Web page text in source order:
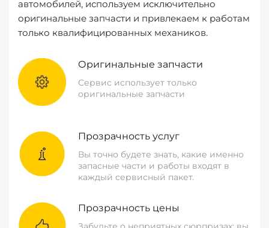
автомобилей, используем исключительно
оригинальные запчасти и привлекаем к работам
только квалифицированных механиков.
Оригинальные запчасти
Сервис использует только
оригинальные запчасти
Прозрачность услуг
Вы точно будете знать, какие именно
запасные части и работы входят в
каждый сервисный пакет.
Прозрачность цены